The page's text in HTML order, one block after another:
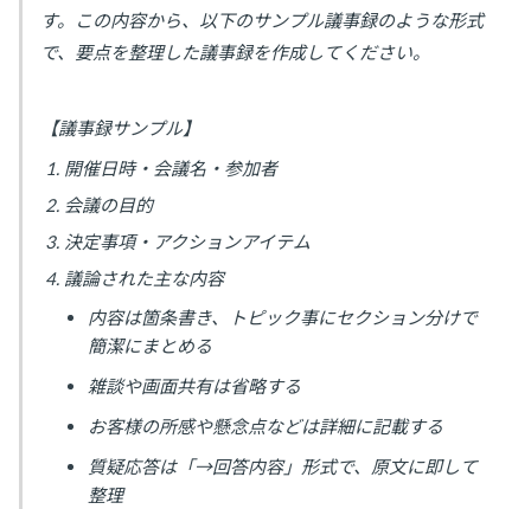
す。この内容から、以下のサンプル議事録のような形式
で、要点を整理した議事録を作成してください。
【議事録サンプル】
開催日時・会議名・参加者
会議の目的
決定事項・アクションアイテム
議論された主な内容
内容は箇条書き、トピック事にセクション分けで
簡潔にまとめる
雑談や画面共有は省略する
お客様の所感や懸念点などは詳細に記載する
質疑応答は「→回答内容」形式で、原文に即して
整理